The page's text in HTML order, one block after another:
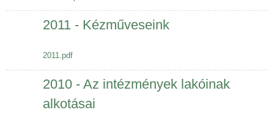
2011 - Kézműveseink
2011.pdf
2010 - Az intézmények lakóinak
alkotásai